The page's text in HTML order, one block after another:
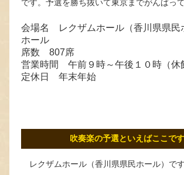
です。予選を勝ち抜いて東京までがんばっ
会場名 レクザムホール（香川県県
ホール
席数 807席
営業時間 午前９時～午後１０時（休
定休日 年末年始
吹奏楽の予選といえばここです
レクザムホール（香川県県民ホール）で